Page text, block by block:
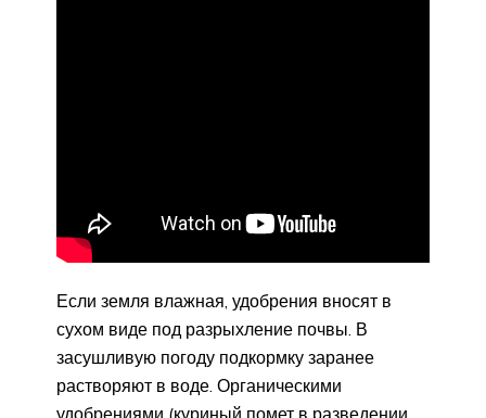
Если земля влажная, удобрения вносят в
сухом виде под разрыхление почвы. В
засушливую погоду подкормку заранее
растворяют в воде. Органическими